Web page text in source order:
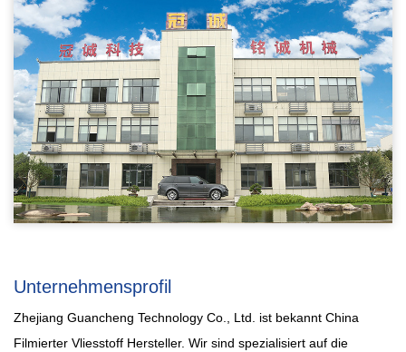
Unternehmensprofil
Zhejiang Guancheng Technology Co., Ltd. ist bekannt China
Filmierter Vliesstoff Hersteller. Wir sind spezialisiert auf die